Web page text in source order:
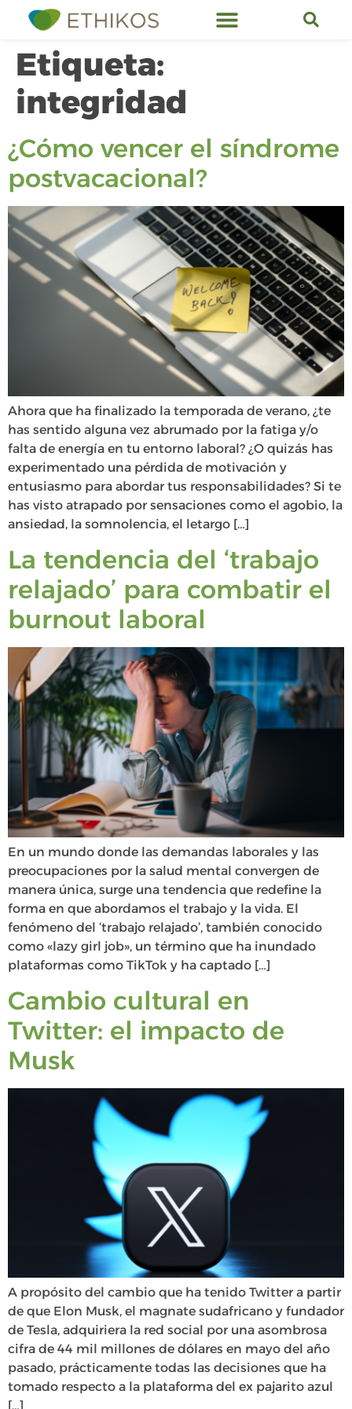
Etiqueta:
integridad
¿Cómo vencer el síndrome
postvacacional?
Ahora que ha finalizado la temporada de verano, ¿te
has sentido alguna vez abrumado por la fatiga y/o
falta de energía en tu entorno laboral? ¿O quizás has
experimentado una pérdida de motivación y
entusiasmo para abordar tus responsabilidades? Si te
has visto atrapado por sensaciones como el agobio, la
ansiedad, la somnolencia, el letargo […]
La tendencia del ‘trabajo
relajado’ para combatir el
burnout laboral
En un mundo donde las demandas laborales y las
preocupaciones por la salud mental convergen de
manera única, surge una tendencia que redefine la
forma en que abordamos el trabajo y la vida. El
fenómeno del ‘trabajo relajado’, también conocido
como «lazy girl job», un término que ha inundado
plataformas como TikTok y ha captado […]
Cambio cultural en
Twitter: el impacto de
Musk
A propósito del cambio que ha tenido Twitter a partir
de que Elon Musk, el magnate sudafricano y fundador
de Tesla, adquiriera la red social por una asombrosa
cifra de 44 mil millones de dólares en mayo del año
pasado, prácticamente todas las decisiones que ha
tomado respecto a la plataforma del ex pajarito azul
[…]